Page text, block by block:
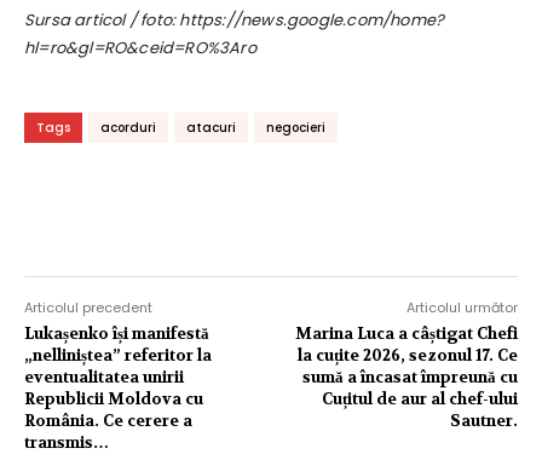
Sursa articol / foto: https://news.google.com/home?
hl=ro&gl=RO&ceid=RO%3Aro
Tags acorduri atacuri negocieri
Articolul precedent
Lukașenko își manifestă
„nelliniștea” referitor la
eventualitatea unirii
Republicii Moldova cu
România. Ce cerere a
transmis…
Articolul următor
Marina Luca a câștigat Chefi
la cuțite 2026, sezonul 17. Ce
sumă a încasat împreună cu
Cuțitul de aur al chef-ului
Sautner.